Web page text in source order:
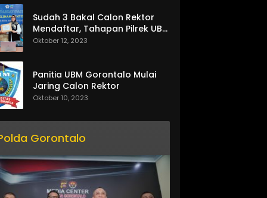
Sudah 3 Bakal Calon Rektor
Mendaftar, Tahapan Pilrek UBM
Gorontalo Makin Seru
Oktober 12, 2023
Panitia UBM Gorontalo Mulai
Jaring Calon Rektor
Oktober 10, 2023
Gorontalo